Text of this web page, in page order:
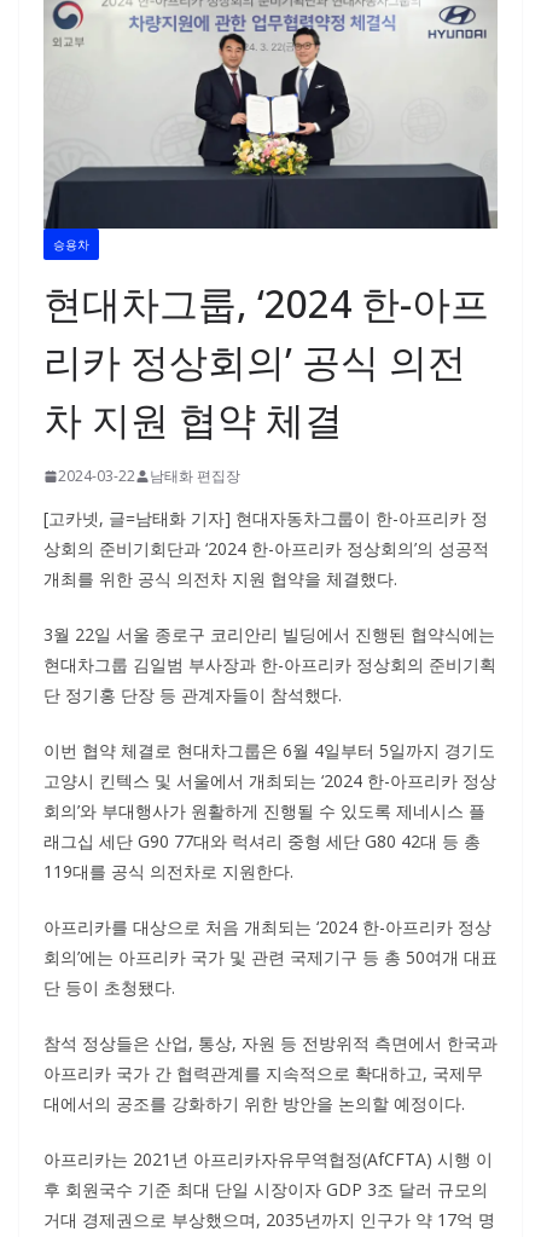
승용차
현대차그룹, ‘2024 한-아프
리카 정상회의’ 공식 의전
차 지원 협약 체결
2024-03-22 남태화 편집장
[고카넷, 글=남태화 기자] 현대자동차그룹이 한-아프리카 정
상회의 준비기회단과 ‘2024 한-아프리카 정상회의’의 성공적
개최를 위한 공식 의전차 지원 협약을 체결했다.
3월 22일 서울 종로구 코리안리 빌딩에서 진행된 협약식에는
현대차그룹 김일범 부사장과 한-아프리카 정상회의 준비기획
단 정기홍 단장 등 관계자들이 참석했다.
이번 협약 체결로 현대차그룹은 6월 4일부터 5일까지 경기도
고양시 킨텍스 및 서울에서 개최되는 ‘2024 한-아프리카 정상
회의’와 부대행사가 원활하게 진행될 수 있도록 제네시스 플
래그십 세단 G90 77대와 럭셔리 중형 세단 G80 42대 등 총
119대를 공식 의전차로 지원한다.
아프리카를 대상으로 처음 개최되는 ‘2024 한-아프리카 정상
회의’에는 아프리카 국가 및 관련 국제기구 등 총 50여개 대표
단 등이 초청됐다.
참석 정상들은 산업, 통상, 자원 등 전방위적 측면에서 한국과
아프리카 국가 간 협력관계를 지속적으로 확대하고, 국제무
대에서의 공조를 강화하기 위한 방안을 논의할 예정이다.
아프리카는 2021년 아프리카자유무역협정(AfCFTA) 시행 이
후 회원국수 기준 최대 단일 시장이자 GDP 3조 달러 규모의
거대 경제권으로 부상했으며, 2035년까지 인구가 약 17억 명